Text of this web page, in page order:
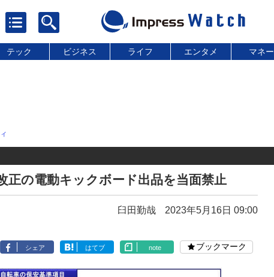
テック ビジネス ライフ エンタメ マネー
正の電動キックボード出品を当面禁止
臼田勤哉 2023年5月16日 09:00
シェア はてブ note ブックマーク